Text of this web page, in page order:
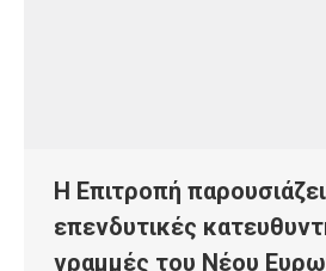
Η Επιτροπή παρουσιάζει
επενδυτικές
γραμμές του Νέου